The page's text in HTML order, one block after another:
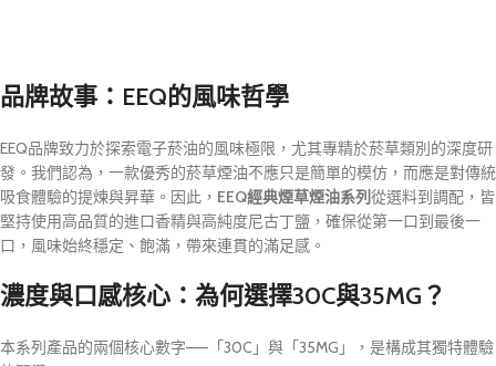
品牌故事：EEQ的風味哲學
EEQ品牌致力於探索電子菸油的風味極限，尤其專精於菸草類別的深度研
發。我們認為，一款優秀的菸草煙油不應只是簡單的模仿，而應是對傳統
吸食體驗的提煉與昇華。因此， EEQ經典煙草煙油系列 從選料到調配，皆
堅持使用高品質的進口香精與高純度尼古丁鹽，確保從第一口到最後一
口，風味始終穩定、飽滿，帶來連貫的滿足感。
濃度與口感核心：為何選擇30C與35MG？
本系列產品的兩個核心數字——「30C」與「35MG」，是構成其獨特體驗